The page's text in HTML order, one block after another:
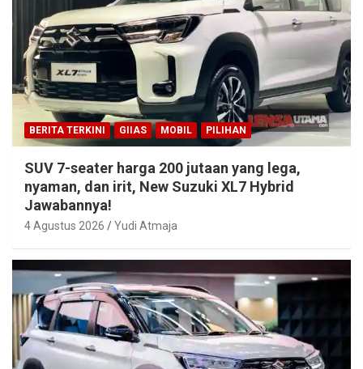
BERITA TERKINI GIIAS MOBIL PILIHAN
SUV 7-seater harga 200 jutaan yang lega,
nyaman, dan irit, New Suzuki XL7 Hybrid
Jawabannya!
4 Agustus 2026 Yudi Atmaja